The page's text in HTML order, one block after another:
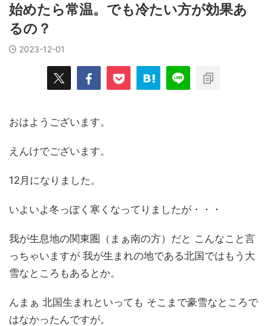
始めたら常温。でも冷たい方が効果あ
るの？
2023-12-01
おはようございます。
えんけでございます。
12月になりました。
いよいよ冬っぽく寒くなってりましたが・・・
我が生息地の関東圏（まぁ南の方）だと こんなこと言
っちゃいますが 我が生まれの地である北国ではもう大
雪なところもあるとか。
んまぁ 北国生まれといっても そこまで豪雪なところで
はなかったんですが。